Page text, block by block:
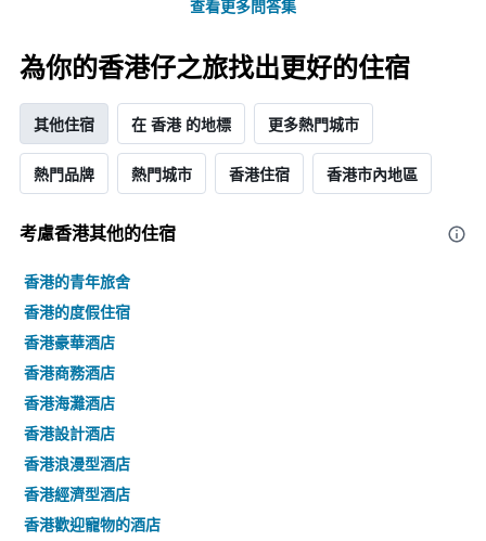
查看更多問答集
為你的香港仔之旅找出更好的住宿
其他住宿 在 香港 的地標 更多熱門城市
熱門品牌 熱門城市 香港住宿 香港市內地區
考慮香港​其他的住宿
香港的青年旅舍
香港的度假住宿
香港豪華酒店
香港商務酒店
香港海灘酒店
香港設計酒店
香港浪漫型酒店
香港經濟型酒店
香港歡迎寵物的酒店